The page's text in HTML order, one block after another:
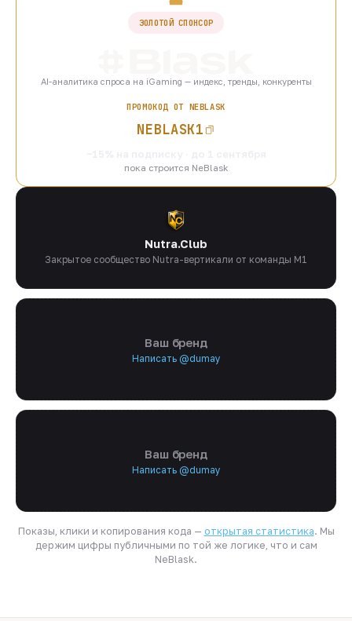
ЗОЛОТОЙ СПОНСОР
AI-аналитика спроса на iGaming — индекс, тренды, конкуренты
ПРОМОКОД ОТ NEBLASK
NEBLASK1
пока строится NeBlask
Nutra.Club
Закрытое сообщество Nutra-вертикали от команды M1
Ваш бренд
Написать @dumay
Ваш бренд
Написать @dumay
Показы, клики и копирования кода — открытая статистика. Мы
держим цифры публичными по той же логике, что и сам
NeBlask.